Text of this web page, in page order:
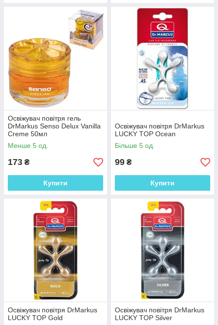
Освіжувач повітря гель
DrMarkus Senso Delux Vanilla
Creme 50мл
Менше 5 од.
173 ₴
Купити
Освіжувач повітря DrMarkus
LUCKY TOP Ocean
Більше 5 од.
99 ₴
Купити
Освіжувач повітря DrMarkus
LUCKY TOP Gold
Освіжувач повітря DrMarkus
LUCKY TOP Silver